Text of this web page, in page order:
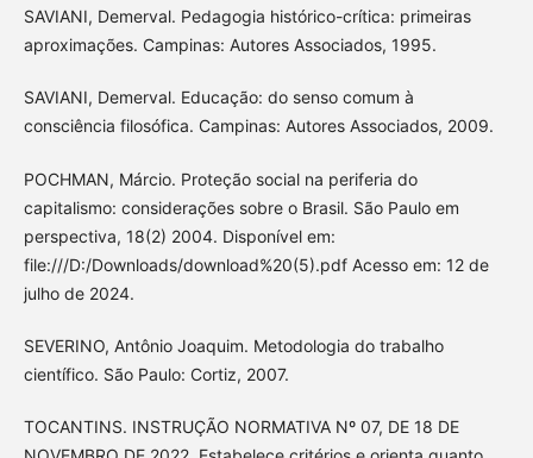
SAVIANI, Demerval. Pedagogia histórico-crítica: primeiras
aproximações. Campinas: Autores Associados, 1995.
SAVIANI, Demerval. Educação: do senso comum à
consciência filosófica. Campinas: Autores Associados, 2009.
POCHMAN, Márcio. Proteção social na periferia do
capitalismo: considerações sobre o Brasil. São Paulo em
perspectiva, 18(2) 2004. Disponível em:
file:///D:/Downloads/download%20(5).pdf Acesso em: 12 de
julho de 2024.
SEVERINO, Antônio Joaquim. Metodologia do trabalho
científico. São Paulo: Cortiz, 2007.
TOCANTINS. INSTRUÇÃO NORMATIVA Nº 07, DE 18 DE